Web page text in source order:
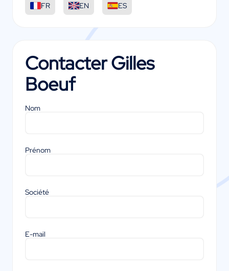
FR EN ES
ContacterGilles
Boeuf
Nom
Prénom
Société
E-mail